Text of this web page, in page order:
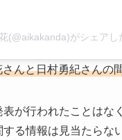
(@aikakanda)がシェアし
んと日村勇紀さんの
が行われたことはな
る情報は見当たらな